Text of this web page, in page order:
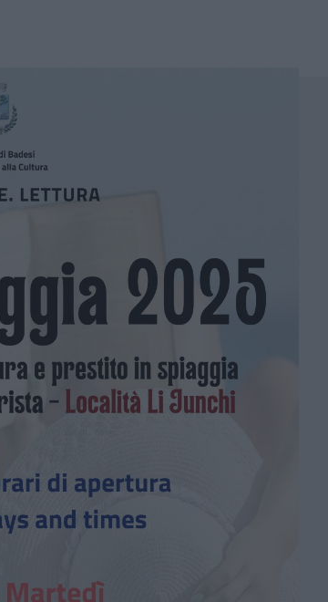
AL MOLO BRIN È UN SUCCESSO